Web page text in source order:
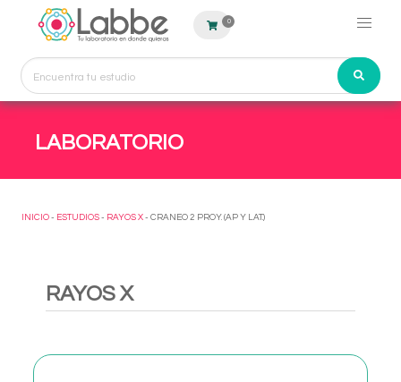
0
LABORATORIO
INICIO - ESTUDIOS - RAYOS X - CRANEO 2 PROY. (AP Y LAT.)
RAYOS X